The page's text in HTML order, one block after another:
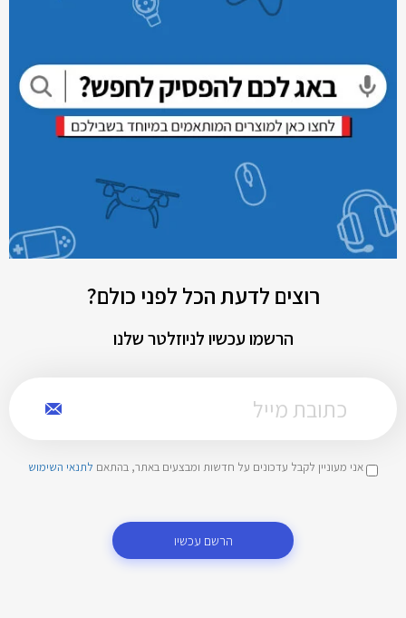
רוצים לדעת הכל לפני כולם?
הרשמו עכשיו לניוזלטר שלנו
אני מעוניין לקבל עדכונים על חדשות ומבצעים באתר, בהתאם לתנאי השימוש
הרשם עכשיו